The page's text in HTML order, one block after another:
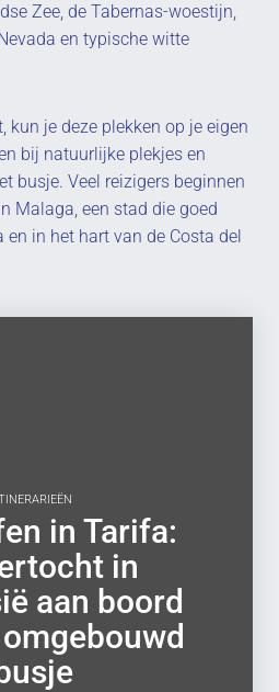
Zee, de Tabernas-woestijn,
en typische witte
kun je deze plekken op je eigen
bij natuurlijke plekjes en
busje. Veel reizigers beginnen
Malaga, een stad die goed
en in het hart van de Costa del
in Tarifa:
in
aan boord
busje